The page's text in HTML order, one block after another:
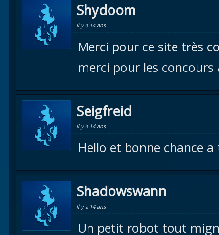
Shydoom
Il y a 14 ans
Merci pour ce site très
merci pour les concours
Seigfreid
Il y a 14 ans
Hello et bonne chance a
Shadowswann
Il y a 14 ans
Un petit robot tout